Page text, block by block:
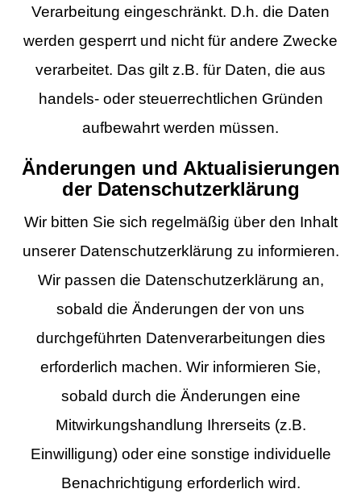
Verarbeitung eingeschränkt. D.h. die Daten
werden gesperrt und nicht für andere Zwecke
verarbeitet. Das gilt z.B. für Daten, die aus
handels- oder steuerrechtlichen Gründen
aufbewahrt werden müssen.
Änderungen und Aktualisierungen
der Datenschutzerklärung
Wir bitten Sie sich regelmäßig über den Inhalt
unserer Datenschutzerklärung zu informieren.
Wir passen die Datenschutzerklärung an,
sobald die Änderungen der von uns
durchgeführten Datenverarbeitungen dies
erforderlich machen. Wir informieren Sie,
sobald durch die Änderungen eine
Mitwirkungshandlung Ihrerseits (z.B.
Einwilligung) oder eine sonstige individuelle
Benachrichtigung erforderlich wird.